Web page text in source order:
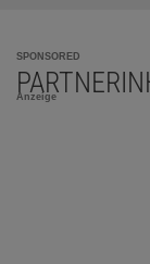
SPONSORED
Anzeige